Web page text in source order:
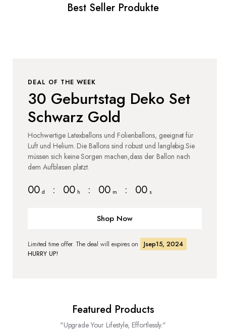
Best Seller Produkte
DEAL OF THE WEEK
30 Geburtstag Deko Set
Schwarz Gold
Hochwertige Latexballons und Folienballons, geeignet für
Luft und Helium. Die Ballons sind robust und langlebig.Sie
müssen sich keine Sorgen machen,dass der Ballon nach
dem Aufblasen platzt.
00 d : 00 h : 00 m : 00 s
Shop Now
Limited time offer. The deal will expires on
Jsep15, 2024
HURRY UP!
Featured Products
"Upgrade Your Lifestyle, Effortlessly."